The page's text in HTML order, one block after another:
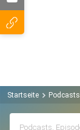
Startseite Podcasts